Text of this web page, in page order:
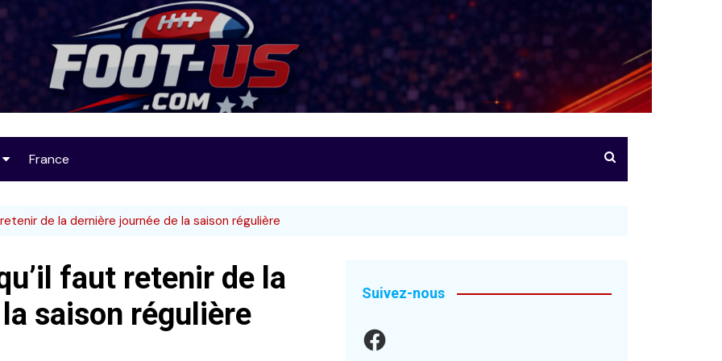
Foot-US
France
de la dernière journée de la saison régulière
faut retenir de la
saison régulière
Suivez-nous
Facebook